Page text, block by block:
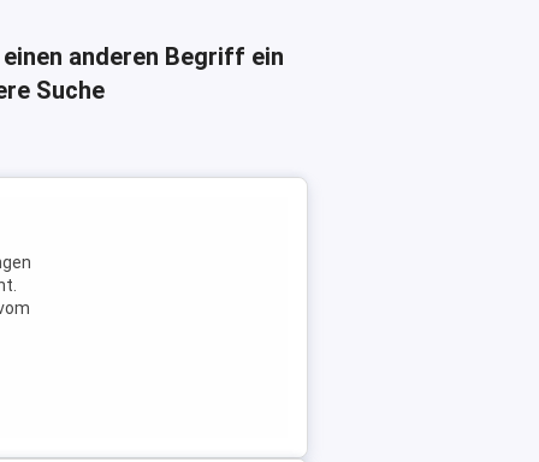
einen anderen Begriff ein
Suche